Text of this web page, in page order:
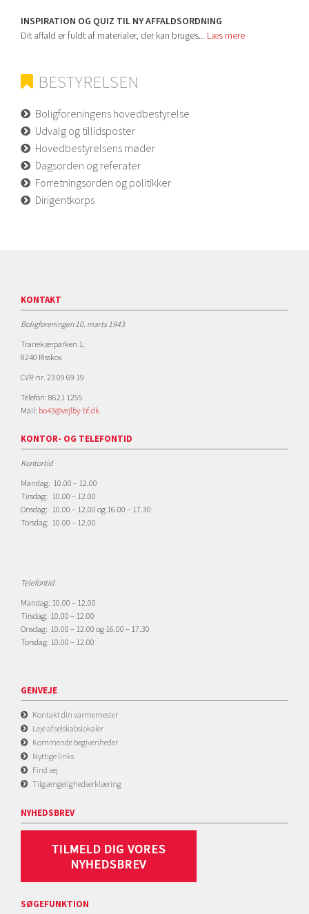
INSPIRATION OG QUIZ TIL NY AFFALDSORDNING
Dit affald er fuldt af materialer, der kan bruges... Læs mere
BESTYRELSEN
Boligforeningens hovedbestyrelse
Udvalg og tillidsposter
Hovedbestyrelsens møder
Dagsorden og referater
Forretningsorden og politikker
Dirigentkorps
KONTAKT
Boligforeningen 10. marts 1943
Tranekærparken 1,
8240 Risskov
CVR-nr. 23 09 69 19
Telefon: 8621 1255
Mail: bo43@vejlby-bf.dk
KONTOR- OG TELEFONTID
Kontortid
Mandag: 10.00 – 12.00
Tirsdag: 10.00 – 12.00
Onsdag: 10.00 – 12.00 og 16.00 – 17.30
Torsdag: 10.00 – 12.00
Telefontid
Mandag: 10.00 – 12.00
Tirsdag: 10.00 – 12.00
Onsdag: 10.00 – 12.00 og 16.00 – 17.30
Torsdag: 10.00 – 12.00
GENVEJE
Kontakt din varmemester
Leje af selskabslokaler
Kommende begivenheder
Nyttige links
Find vej
Tilgængelighedserklæring
NYHEDSBREV
SØGEFUNKTION